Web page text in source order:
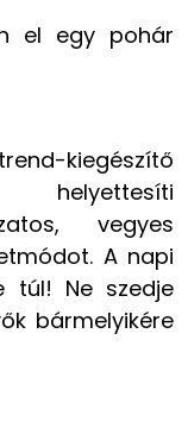
el egy pohár
kiegészítő
vegyes
A napi
túl! Ne szedje
bármelyikére